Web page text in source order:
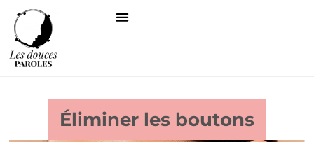
Éliminer les boutons